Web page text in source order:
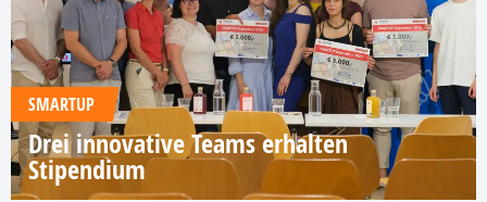
SMARTUP
Drei innovative Teams erhalten
Stipendium